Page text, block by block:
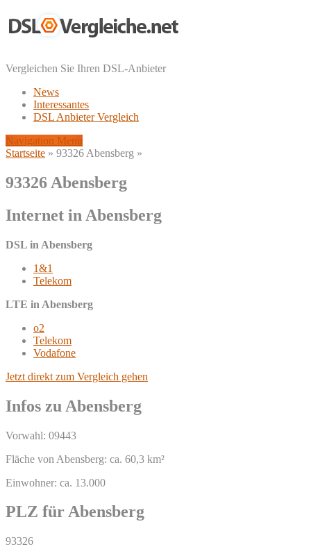
Vergleichen Sie Ihren DSL-Anbieter
News
Interessantes
DSL Anbieter Vergleich
Navigation Menu
Startseite » 93326 Abensberg »
93326 Abensberg
Internet in Abensberg
DSL in Abensberg
1&1
Telekom
LTE in Abensberg
o2
Telekom
Vodafone
Jetzt direkt zum Vergleich gehen
Infos zu Abensberg
Vorwahl: 09443
Fläche von Abensberg: ca. 60,3 km²
Einwohner: ca. 13.000
PLZ für Abensberg
93326